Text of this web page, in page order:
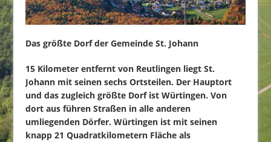
Das größte Dorf der Gemeinde St. Johann
15 Kilometer entfernt von Reutlingen liegt St.
Johann mit seinen sechs Ortsteilen. Der Hauptort
und das zugleich größte Dorf ist Würtingen. Von
dort aus führen Straßen in alle anderen
umliegenden Dörfer. Würtingen ist mit seinen
knapp 21 Quadratkilometern Fläche als